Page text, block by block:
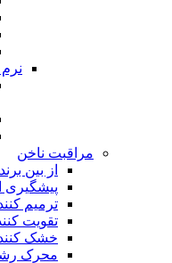
مراقبت ناخن
از بین
پیشگیری
ترمیم
تقویت
خشک
محرک